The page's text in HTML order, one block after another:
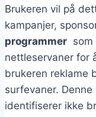
Brukeren vil på
kampanjer,
programmer som
nettleservaner for
brukeren reklame
surfevaner.
identifiserer ikke